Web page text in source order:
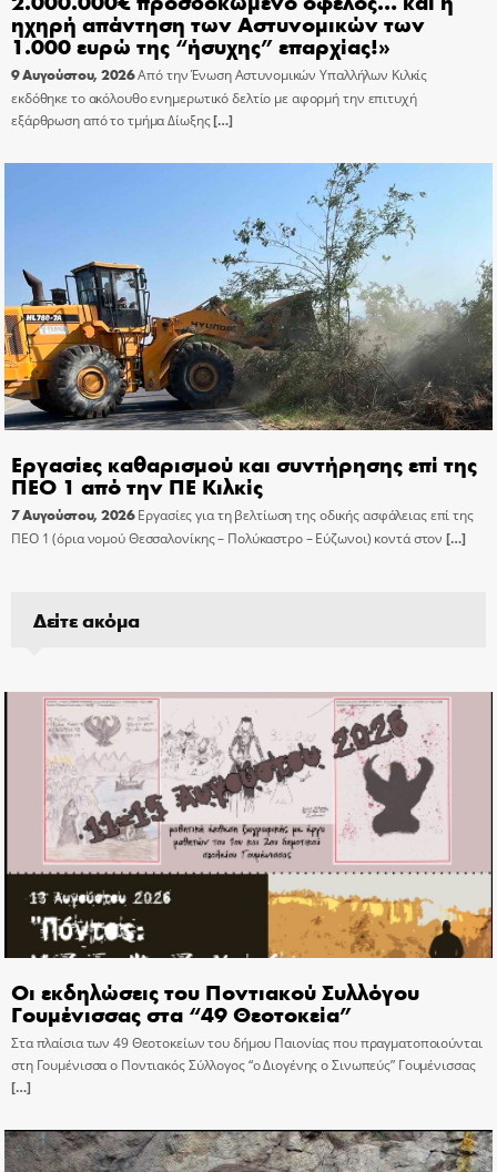
ηχηρή απάντηση των Αστυνομικών των
1.000 ευρώ της “ήσυχης” επαρχίας!»
9 Αυγούστου, 2026Από την Ένωση Αστυνομικών Υπαλλήλων Κιλκίς
εκδόθηκε το ακόλουθο ενημερωτικό δελτίο με αφορμή την επιτυχή
εξάρθρωση από το τμήμα Δίωξης[…]
Εργασίες καθαρισμού και συντήρησης επί της
ΠΕΟ 1 από την ΠΕ Κιλκίς
7 Αυγούστου, 2026 Εργασίες για τη βελτίωση της οδικής ασφάλειας επί της
ΠΕΟ 1 (όρια νομού Θεσσαλονίκης – Πολύκαστρο – Εύζωνοι) κοντά στον […]
Δείτε ακόμα
Οι εκδηλώσεις του Ποντιακού Συλλόγου
Γουμένισσας στα “49 Θεοτοκεία”
Στα πλαίσια των 49 Θεοτοκείων του δήμου Παιονίας που πραγματοποιούνται
στη Γουμένισσα ο Ποντιακός Σύλλογος “ο Διογένης ο Σινωπεύς” Γουμένισσας
[…]